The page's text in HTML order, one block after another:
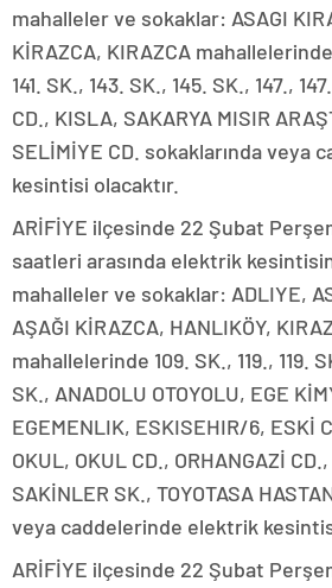
mahalleler ve sokaklar: ASAGI
KİRAZCA, KIRAZCA mahallelerinde
141. SK., 143. SK., 145. SK., 147.,
CD., KISLA, SAKARYA MISIR
SELİMİYE CD. sokaklarında veya
kesintisi olacaktır.
ARİFİYE ilçesinde 22 Şubat
saatleri arasında elektrik
mahalleler ve sokaklar: ADLIYE,
AŞAĞI KİRAZCA, HANLIKÖY,
mahallelerinde 109. SK., 119., 119.
SK., ANADOLU OTOYOLU, EGE
EGEMENLIK, ESKISEHIR/6, ESKİ
OKUL, OKUL CD., ORHANGAZİ
SAKİNLER SK., TOYOTASA
veya caddelerinde elektrik
ARİFİYE ilçesinde 22 Şubat